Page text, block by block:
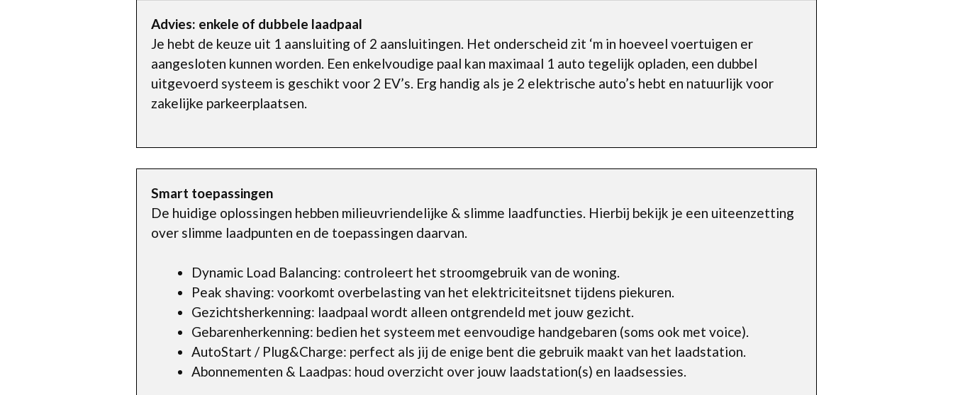
Advies: enkele of dubbele laadpaal
Je hebt de keuze uit 1 aansluiting of 2 aansluitingen. Het onderscheid zit ‘m in hoeveel voertuigen er
aangesloten kunnen worden. Een enkelvoudige paal kan maximaal 1 auto tegelijk opladen, een dubbel
uitgevoerd systeem is geschikt voor 2 EV’s. Erg handig als je 2 elektrische auto’s hebt en natuurlijk voor
zakelijke parkeerplaatsen.
Smart toepassingen
De huidige oplossingen hebben milieuvriendelijke & slimme laadfuncties. Hierbij bekijk je een uiteenzetting
over slimme laadpunten en de toepassingen daarvan.
Dynamic Load Balancing: controleert het stroomgebruik van de woning.
Peak shaving: voorkomt overbelasting van het elektriciteitsnet tijdens piekuren.
Gezichtsherkenning: laadpaal wordt alleen ontgrendeld met jouw gezicht.
Gebarenherkenning: bedien het systeem met eenvoudige handgebaren (soms ook met voice).
AutoStart / Plug&Charge: perfect als jij de enige bent die gebruik maakt van het laadstation.
Abonnementen & Laadpas: houd overzicht over jouw laadstation(s) en laadsessies.